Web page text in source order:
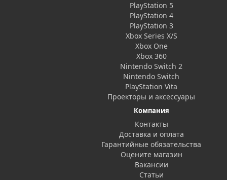
PlayStation 5
PlayStation 4
PlayStation 3
Xbox Series X/S
Xbox One
Xbox 360
Nintendo Switch 2
Nintendo Switch
PlayStation Vita
Проекторы и аксессуары
Компания
Контакты
Доставка и оплата
Гарантийные обязательства
Оцените магазин
Вакансии
Статьи